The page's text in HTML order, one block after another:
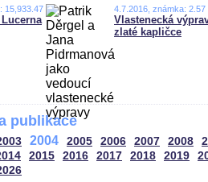
15,933.47 4.7.2016, známka: 2.57
Vlastenecká
zlaté kapličce
publikace
2004 2005 2006 2007 2008
2015 2016 2017 2018 2019